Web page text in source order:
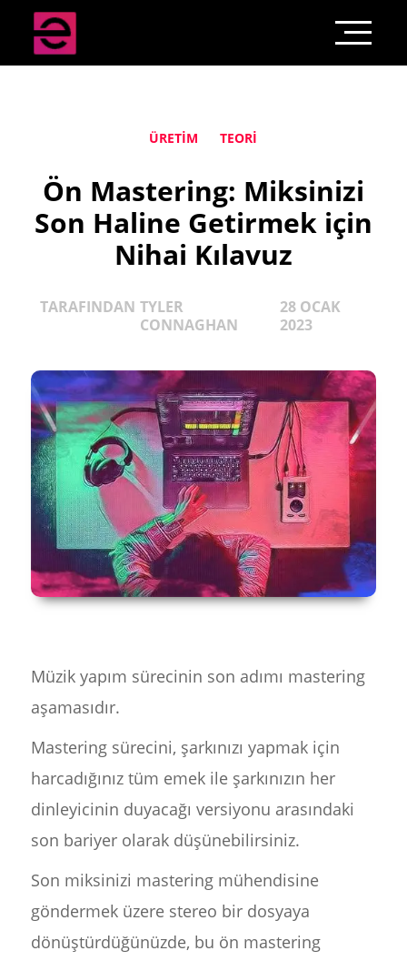
ÜRETIM TEORI
Ön Mastering: Miksinizi
Son Haline Getirmek için
Nihai Kılavuz
TARAFINDAN TYLER
CONNAGHAN
28 OCAK
2023
Müzik yapım sürecinin son adımı mastering
aşamasıdır.
Mastering sürecini, şarkınızı yapmak için
harcadığınız tüm emek ile şarkınızın her
dinleyicinin duyacağı versiyonu arasındaki
son bariyer olarak düşünebilirsiniz.
Son miksinizi mastering mühendisine
göndermek üzere stereo bir dosyaya
dönüştürdüğünüzde, bu ön mastering